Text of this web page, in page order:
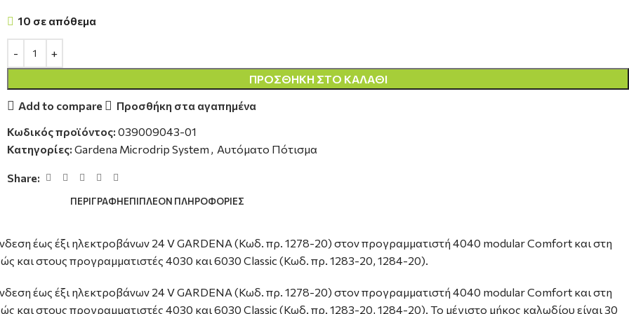
10 σε απόθεμα
ΠΡΟΣΘΉΚΗ ΣΤΟ ΚΑΛΆΘΙ
Add to compare
Προσθήκη στα αγαπημένα
Κωδικός προϊόντος: 039009043-01
Κατηγορίες: Gardena Microdrip System , Αυτόματο Πότισμα
Share:
ΠΕΡΙΓΡΑΦΉΕΠΙΠΛΈΟΝ ΠΛΗΡΟΦΟΡΊΕΣ
έως έξι ηλεκτροβάνων 24 V GARDENA (Κωδ. πρ. 1278-20) στον προγραμματιστή 4040 modular Comfort και στη
και στους προγραμματιστές 4030 και 6030 Classic (Κωδ. πρ. 1283-20, 1284-20).
έως έξι ηλεκτροβάνων 24 V GARDENA (Κωδ. πρ. 1278-20) στον προγραμματιστή 4040 modular Comfort και στη
στους προγραμματιστές 4030 και 6030 Classic (Κωδ. πρ. 1283-20, 1284-20). Το μέγιστο μήκος καλωδίου είναι 30